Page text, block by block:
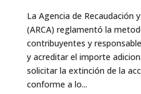
La Agencia de Recaudación
(ARCA) reglamentó la
contribuyentes y
y acreditar el importe
solicitar la extinción de la
conforme a lo...